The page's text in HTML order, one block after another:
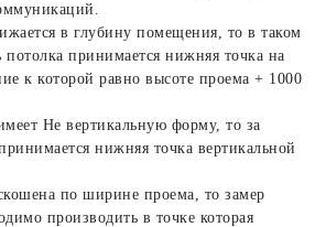
в глубину помещения, то в таком
потолка принимается нижняя точка на
к которой равно высоте проема + 1000
Не вертикальную форму, то за
нижняя точка вертикальной
по ширине проема, то замер
производить в точке которая